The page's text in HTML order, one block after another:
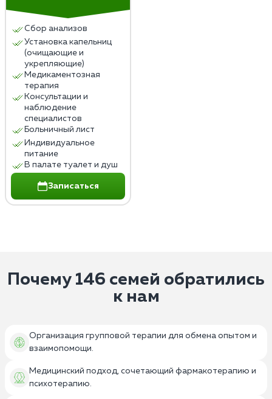
Сбор анализов
Установка капельниц
(очищающие и
укрепляющие)
Медикаментозная
терапия
Консультации и
наблюдение
специалистов
Больничный лист
Индивидуальное
питание
В палате туалет и душ
Записаться
Почему 146 семей обратились
к нам
Организация групповой терапии для обмена опытом и
взаимопомощи.
Медицинский подход, сочетающий фармакотерапию и
психотерапию.